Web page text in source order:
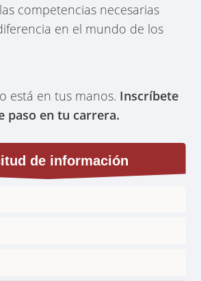
competencias necesarias
en el mundo de los
está en tus manos. Inscríbete
paso en tu carrera.
de información